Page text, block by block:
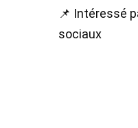
📌 Intéressé
sociaux